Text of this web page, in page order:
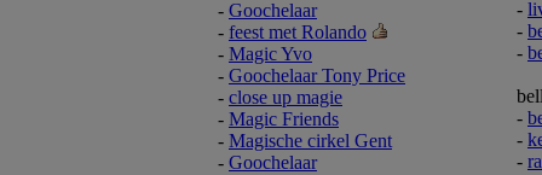
- Goochelaar
- feest met Rolando
- Magic Yvo
- Goochelaar Tony Price
- close up magie
- Magic Friends
- Magische cirkel Gent
- Goochelaar
-
-
-
-
-
-